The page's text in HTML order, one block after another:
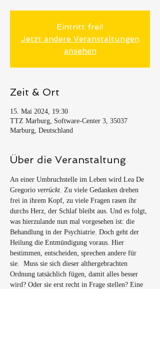
Eintritt frei!
Jetzt andere Veranstaltungen
ansehen
Zeit & Ort
15. Mai 2024, 19:30
TTZ Marburg, Software-Center 3, 35037
Marburg, Deutschland
Über die Veranstaltung
An einer Umbruchstelle im Leben wird Lea De
Gregorio verrückt. Zu viele Gedanken drehen
frei in ihrem Kopf, zu viele Fragen rasen ihr
durchs Herz, der Schlaf bleibt aus. Und es folgt,
was hierzulande nun mal vorgesehen ist: die
Behandlung in der Psychiatrie. Doch geht der
Heilung die Entmündigung voraus. Hier
bestimmen, entscheiden, sprechen andere für
sie.  Muss sie sich dieser althergebrachten
Ordnung tatsächlich fügen, damit alles besser
wird? Oder sie erst recht in Frage stellen? Eine